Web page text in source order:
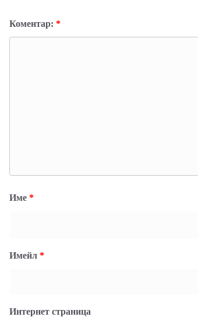
Коментар: *
Име *
Имейл *
Интернет страница